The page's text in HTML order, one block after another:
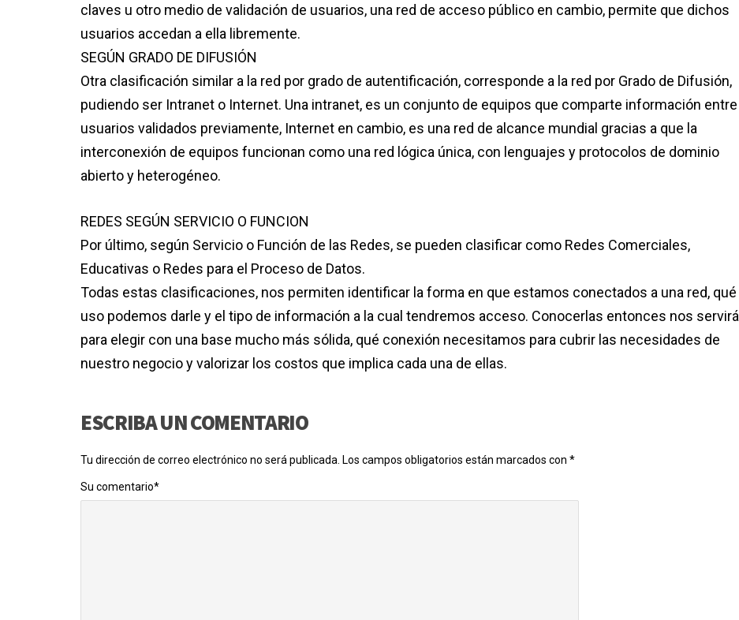
claves u otro medio de validación de usuarios, una red de acceso público en cambio, permite que dichos
usuarios accedan a ella libremente.
SEGÚN GRADO DE DIFUSIÓN
Otra clasificación similar a la red por grado de autentificación, corresponde a la red por Grado de Difusión,
pudiendo ser Intranet o Internet. Una intranet, es un conjunto de equipos que comparte información entre
usuarios validados previamente, Internet en cambio, es una red de alcance mundial gracias a que la
interconexión de equipos funcionan como una red lógica única, con lenguajes y protocolos de dominio
abierto y heterogéneo.
REDES SEGÚN SERVICIO O FUNCION
Por último, según Servicio o Función de las Redes, se pueden clasificar como Redes Comerciales,
Educativas o Redes para el Proceso de Datos.
Todas estas clasificaciones, nos permiten identificar la forma en que estamos conectados a una red, qué
uso podemos darle y el tipo de información a la cual tendremos acceso. Conocerlas entonces nos servirá
para elegir con una base mucho más sólida, qué conexión necesitamos para cubrir las necesidades de
nuestro negocio y valorizar los costos que implica cada una de ellas.
ESCRIBA UN COMENTARIO
Tu dirección de correo electrónico no será publicada. Los campos obligatorios están marcados con *
Su comentario*